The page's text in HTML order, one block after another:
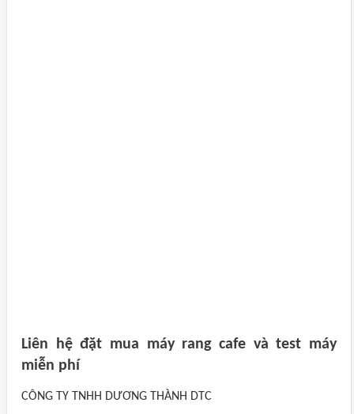
Liên hệ đặt mua máy rang cafe và test máy
miễn phí
CÔNG TY TNHH DƯƠNG THÀNH DTC